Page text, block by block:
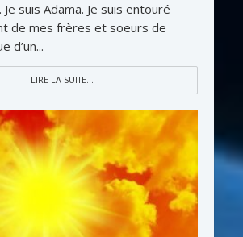
suis Adama. Je suis entouré
de mes frères et soeurs de
d’un...
LIRE LA SUITE...